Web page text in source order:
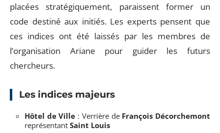
placées stratégiquement, paraissent former un
code destiné aux initiés. Les experts pensent que
ces indices ont été laissés par les membres de
l’organisation Ariane pour guider les futurs
chercheurs.
Les indices majeurs
Hôtel de Ville : Verrière de François Décorchemont
représentant Saint Louis